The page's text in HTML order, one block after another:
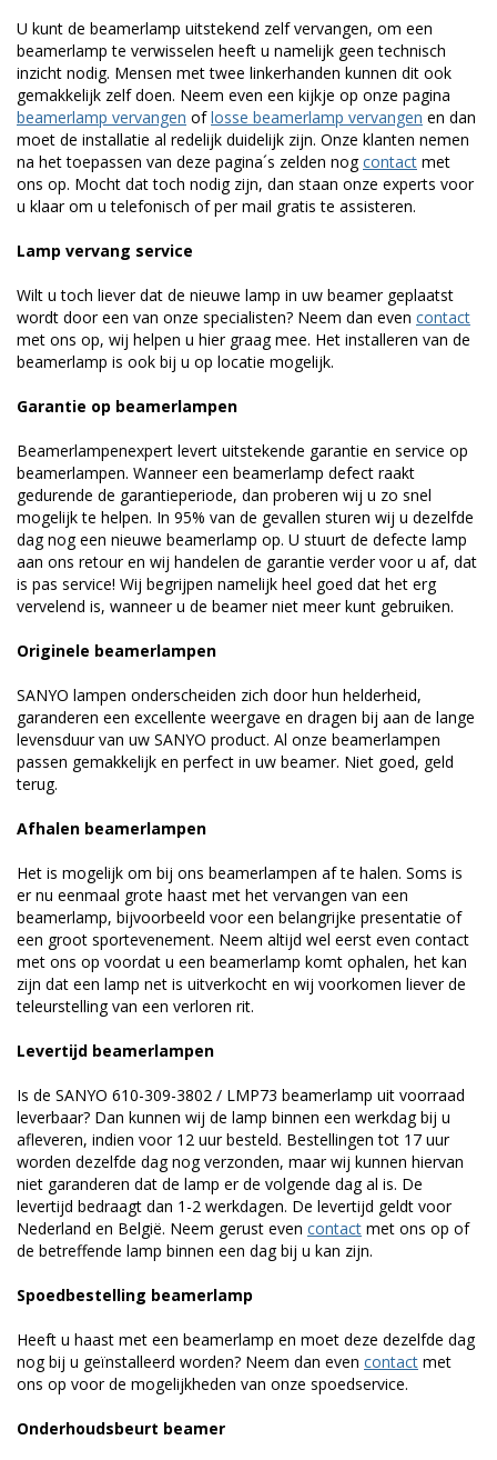
U kunt de beamerlamp uitstekend zelf vervangen, om een
beamerlamp te verwisselen heeft u namelijk geen technisch
inzicht nodig. Mensen met twee linkerhanden kunnen dit ook
gemakkelijk zelf doen. Neem even een kijkje op onze pagina
beamerlamp vervangen oflosse beamerlamp vervangen en dan
moet de installatie al redelijk duidelijk zijn. Onze klanten nemen
na het toepassen van deze pagina´s zelden nogcontact met
ons op. Mocht dat toch nodig zijn, dan staan onze experts voor
u klaar om u telefonisch of per mail gratis te assisteren.
Lamp vervang service
Wilt u toch liever dat de nieuwe lamp in uw beamer geplaatst
wordt door een van onze specialisten? Neem dan even contact
met ons op, wij helpen u hier graag mee. Het installeren van de
beamerlamp is ook bij u op locatie mogelijk.
Garantie op beamerlampen
Beamerlampenexpert levert uitstekende garantie en service op
beamerlampen. Wanneer een beamerlamp defect raakt
gedurende de garantieperiode, dan proberen wij u zo snel
mogelijk te helpen. In 95% van de gevallen sturen wij u dezelfde
dag nog een nieuwe beamerlamp op. U stuurt de defecte lamp
aan ons retour en wij handelen de garantie verder voor u af, dat
is pas service! Wij begrijpen namelijk heel goed dat het erg
vervelend is, wanneer u de beamer niet meer kunt gebruiken.
Originele beamerlampen
SANYO lampen onderscheiden zich door hun helderheid,
garanderen een excellente weergave en dragen bij aan de lange
levensduur van uw SANYO product. Al onze beamerlampen
passen gemakkelijk en perfect in uw beamer. Niet goed, geld
terug.
Afhalen beamerlampen
Het is mogelijk om bij ons beamerlampen af te halen. Soms is
er nu eenmaal grote haast met het vervangen van een
beamerlamp, bijvoorbeeld voor een belangrijke presentatie of
een groot sportevenement. Neem altijd wel eerst even contact
met ons op voordat u een beamerlamp komt ophalen, het kan
zijn dat een lamp net is uitverkocht en wij voorkomen liever de
teleurstelling van een verloren rit.
Levertijd beamerlampen
Is de SANYO 610-309-3802 / LMP73 beamerlamp uit voorraad
leverbaar? Dan kunnen wij de lamp binnen een werkdag bij u
afleveren, indien voor 12 uur besteld. Bestellingen tot 17 uur
worden dezelfde dag nog verzonden, maar wij kunnen hiervan
niet garanderen dat de lamp er de volgende dag al is. De
levertijd bedraagt dan 1-2 werkdagen. De levertijd geldt voor
Nederland en België. Neem gerust even contact met ons op of
de betreffende lamp binnen een dag bij u kan zijn.
Spoedbestelling beamerlamp
Heeft u haast met een beamerlamp en moet deze dezelfde dag
nog bij u geïnstalleerd worden? Neem dan even contact met
ons op voor de mogelijkheden van onze spoedservice.
Onderhoudsbeurt beamer